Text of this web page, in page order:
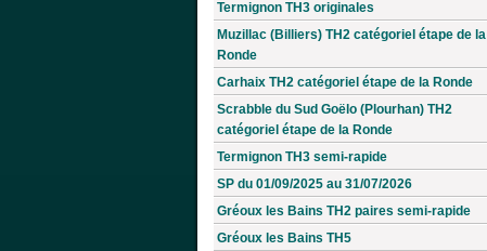
Termignon TH3 originales
Muzillac (Billiers) TH2 catégoriel étape de la
Ronde
Carhaix TH2 catégoriel étape de la Ronde
Scrabble du Sud Goëlo (Plourhan) TH2
catégoriel étape de la Ronde
Termignon TH3 semi-rapide
SP du 01/09/2025 au 31/07/2026
Gréoux les Bains TH2 paires semi-rapide
Gréoux les Bains TH5